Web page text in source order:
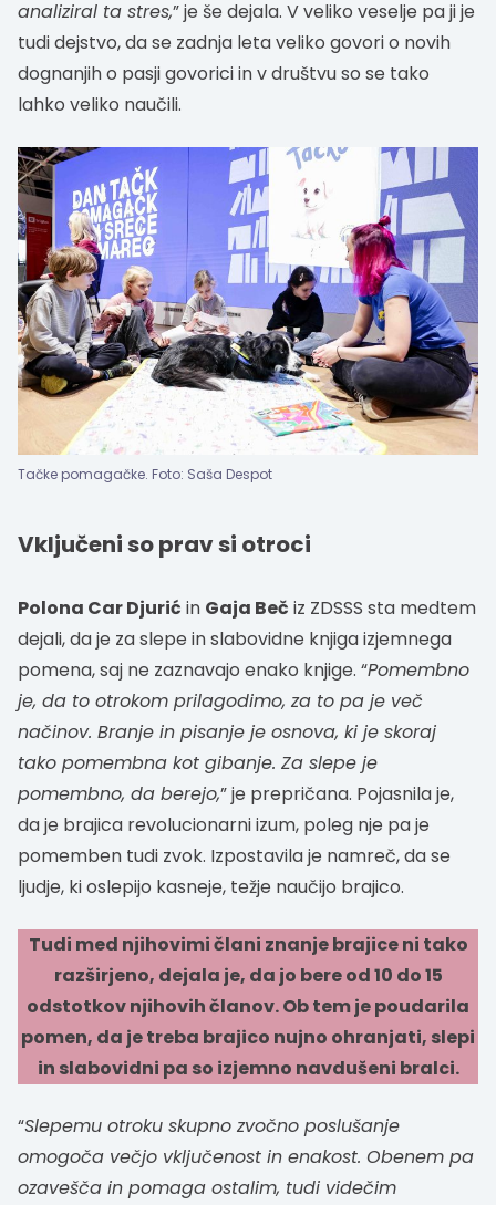
analiziral ta stres,” je še dejala. V veliko veselje pa ji je
tudi dejstvo, da se zadnja leta veliko govori o novih
dognanjih o pasji govorici in v društvu so se tako
lahko veliko naučili.
Tačke pomagačke. Foto: Saša Despot
Vključeni so prav si otroci
Polona Car Djurić in Gaja Beč iz ZDSSS sta medtem
dejali, da je za slepe in slabovidne knjiga izjemnega
pomena, saj ne zaznavajo enako knjige. “Pomembno
je, da to otrokom prilagodimo, za to pa je več
načinov. Branje in pisanje je osnova, ki je skoraj
tako pomembna kot gibanje. Za slepe je
pomembno, da berejo,” je prepričana. Pojasnila je,
da je brajica revolucionarni izum, poleg nje pa je
pomemben tudi zvok. Izpostavila je namreč, da se
ljudje, ki oslepijo kasneje, težje naučijo brajico.
Tudi med njihovimi člani znanje brajice ni tako
razširjeno, dejala je, da jo bere od 10 do 15
odstotkov njihovih članov. Ob tem je poudarila
pomen, da je treba brajico nujno ohranjati, slepi
in slabovidni pa so izjemno navdušeni bralci.
“Slepemu otroku skupno zvočno poslušanje
omogoča večjo vključenost in enakost. Obenem pa
ozavešča in pomaga ostalim, tudi videčim